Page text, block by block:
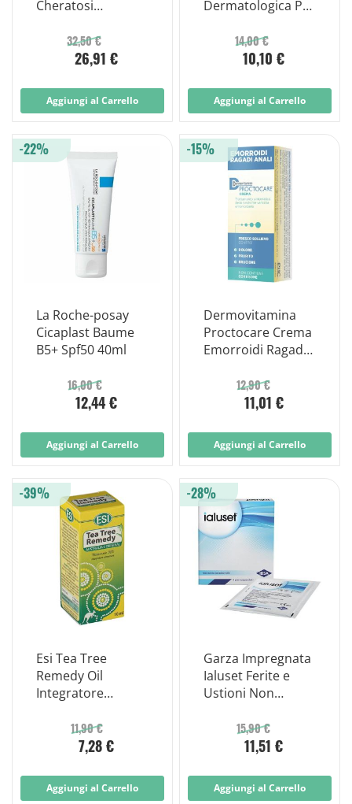
Cheratosi
32,50 €
26,91 €
Aggiungi al Carrello
Dermatologica Per
14,00 €
10,10 €
Aggiungi al Carrello
La Roche-posay
Cicaplast Baume
B5+ Spf50 40ml
16,00 €
12,44 €
-22%
Aggiungi al Carrello
Dermovitamina
Proctocare Crema
Emorroidi Ragadi
Cannula12,90 €
11,01 €
-15%
Aggiungi al Carrello
Esi Tea Tree
Remedy Oil
Integratore
e 10 ml11,90 €
7,28 €
-39%
Aggiungi al Carrello
Garza Impregnata
Ialuset Ferite e
Ustioni Non
15,90 €
11,51 €
-28%
Aggiungi al Carrello